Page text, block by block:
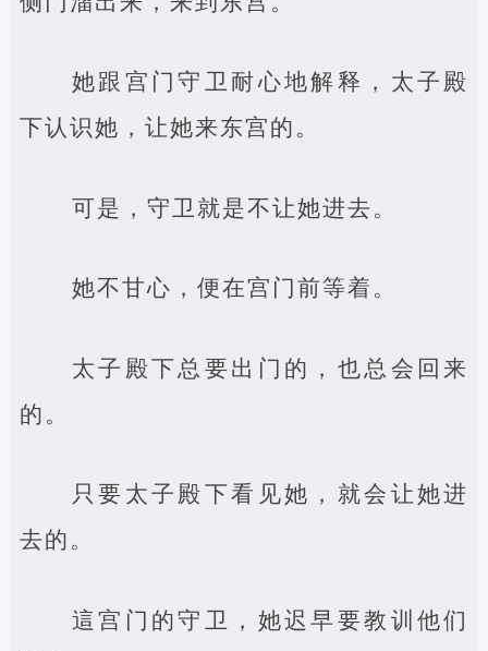
她跟宫门守卫耐心地解释，太子殿
下认识她，让她来东宫的。
可是，守卫就是不让她进去。
她不甘心，便在宫门前等着。
太子殿下总要出门的，也总会回来
的。
只要太子殿下看见她，就会让她进
去的。
這宫门的守卫，她迟早要教训他们